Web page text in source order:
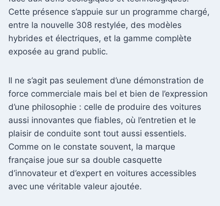
Cette présence s’appuie sur un programme chargé,
entre la nouvelle 308 restylée, des modèles
hybrides et électriques, et la gamme complète
exposée au grand public.
Il ne s’agit pas seulement d’une démonstration de
force commerciale mais bel et bien de l’expression
d’une philosophie : celle de produire des voitures
aussi innovantes que fiables, où l’entretien et le
plaisir de conduite sont tout aussi essentiels.
Comme on le constate souvent, la marque
française joue sur sa double casquette
d’innovateur et d’expert en voitures accessibles
avec une véritable valeur ajoutée.